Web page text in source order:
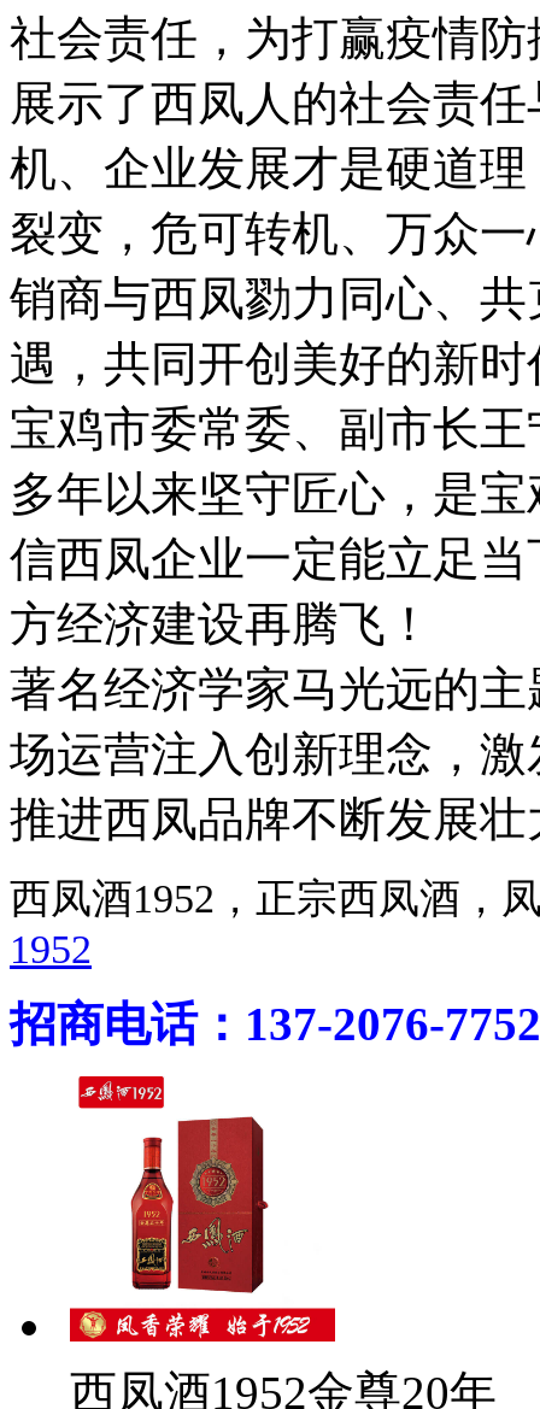
社会责任，为打赢疫情
展示了西凤人的社会责
机、企业发展才是硬道
裂变，危可转机、万众
销商与西凤勠力同心、
遇，共同开创美好的新时
宝鸡市委常委、副市长
多年以来坚守匠心，是
信西凤企业一定能立足
方经济建设再腾飞！
著名经济学家马光远的
场运营注入创新理念，
推进西凤品牌不断发展壮
西凤酒1952，正宗西凤酒
1952
招商电话：137-2076-7752
西凤酒1952金尊20年